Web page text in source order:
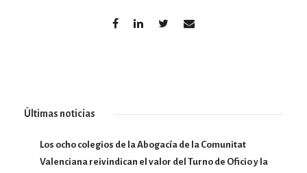
Últimas noticias
Los ocho colegios de la Abogacía de la Comunitat
Valenciana reivindican el valor del Turno de Oficio y la